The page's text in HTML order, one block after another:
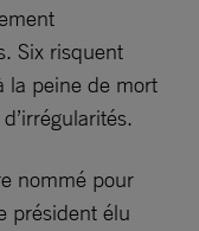
Six risquent
la peine de mort
nommé pour
président élu